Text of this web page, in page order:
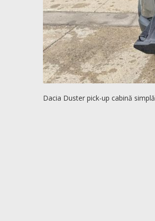
Dacia Duster pick-up cabină simplă